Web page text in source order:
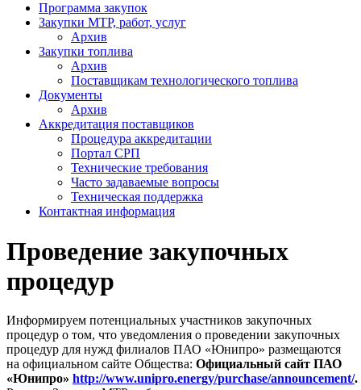
Программа закупок
Закупки МТР, работ, услуг
Архив
Закупки топлива
Архив
Поставщикам технологического топлива
Документы
Архив
Аккредитация поставщиков
Процедура аккредитации
Портал СРП
Технические требования
Часто задаваемые вопросы
Техническая поддержка
Контактная информация
Проведение закупочных
процедур
Информируем потенциальных участников закупочных
процедур о том, что уведомления о проведении закупочных
процедур для нужд филиалов ПАО «Юнипро» размещаются
на официальном сайте Общества: Официальный сайт ПАО
«Юнипро» http://www.unipro.energy/purchase/announcement/.